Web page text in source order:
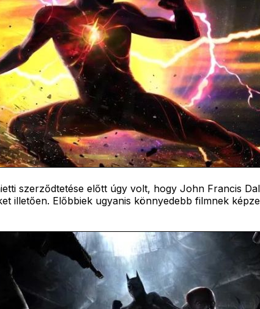
szerződtetése előtt úgy volt, hogy John Francis
illetően. Előbbiek ugyanis könnyedebb filmnek